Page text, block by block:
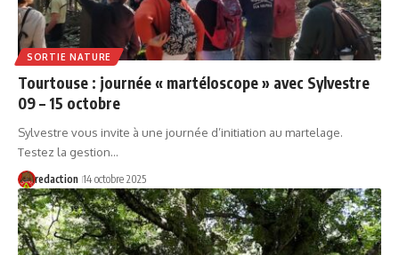
SORTIE NATURE
Tourtouse : journée « martéloscope » avec Sylvestre
09 – 15 octobre
Sylvestre vous invite à une journée d’initiation au martelage.
Testez la gestion…
redaction 14 octobre 2025